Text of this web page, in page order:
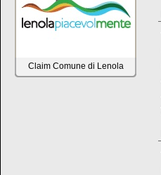
Claim Comune di Lenola